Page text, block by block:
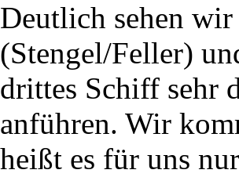
Deutlich sehen
(Stengel/Feller)
drittes Schiff sehr
anführen. Wir
heißt es für uns